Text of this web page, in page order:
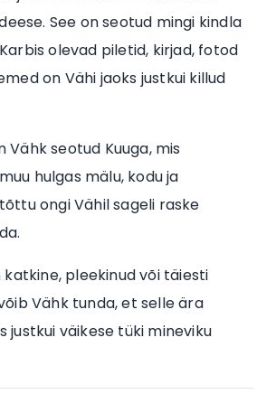
See on seotud mingi kindla
olevad piletid, kirjad, fotod
on Vähi jaoks justkui killud
Vähk seotud Kuuga, mis
hulgas mälu, kodu ja
ongi Vähil sageli raske
katkine, pleekinud või täiesti
Vähk tunda, et selle ära
justkui väikese tüki mineviku